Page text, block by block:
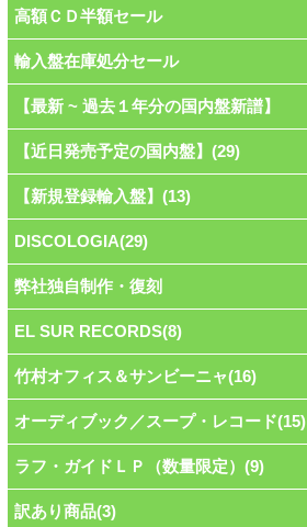
高額ＣＤ半額セール
輸入盤在庫処分セール
【最新 ~ 過去１年分の国内盤新譜】
【近日発売予定の国内盤】(29)
【新規登録輸入盤】(13)
DISCOLOGIA(29)
弊社独自制作・復刻
EL SUR RECORDS(8)
竹村オフィス＆サンビーニャ(16)
オーディブック／スープ・レコード(15)
ラフ・ガイドＬＰ（数量限定）(9)
訳あり商品(3)